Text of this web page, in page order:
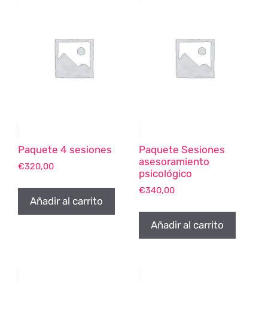
Paquete 4 sesiones
€320,00
Añadir al carrito
Paquete Sesiones
asesoramiento
psicológico
€340,00
Añadir al carrito